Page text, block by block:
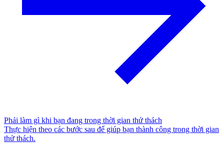
Phải làm gì khi bạn đang trong thời gian thử thách
Thực hiện theo các bước sau để giúp bạn thành công trong thời gian
thử thách.